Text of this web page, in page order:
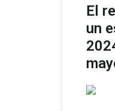
El
un